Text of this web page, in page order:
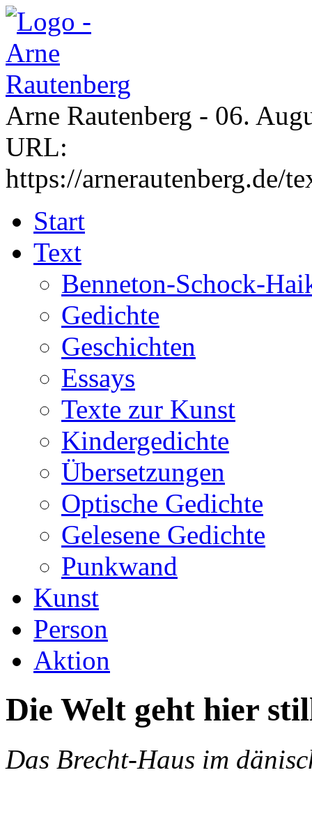
Arne Rautenberg - 06.
URL:
https://arnerautenberg.de/
Start
Text
Benneton-Schock-
Gedichte
Geschichten
Essays
Texte zur Kunst
Kindergedichte
Übersetzungen
Optische Gedichte
Gelesene Gedichte
Punkwand
Kunst
Person
Aktion
Die Welt geht hier
Das Brecht-Haus im